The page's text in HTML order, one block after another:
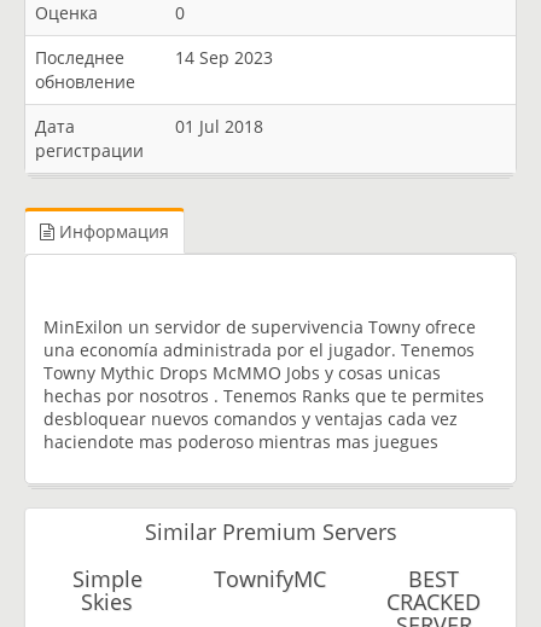
Оценка
0
Последнее
обновление
14 Sep 2023
Дата
регистрации
01 Jul 2018
Информация
MinExilon un servidor de supervivencia Towny ofrece
una economía administrada por el jugador. Tenemos
Towny Mythic Drops McMMO Jobs y cosas unicas
hechas por nosotros . Tenemos Ranks que te permites
desbloquear nuevos comandos y ventajas cada vez
haciendote mas poderoso mientras mas juegues
Similar Premium Servers
Simple
Skies
TownifyMC BEST
CRACKED